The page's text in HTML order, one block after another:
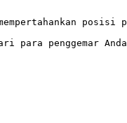
posisi
para penggemar